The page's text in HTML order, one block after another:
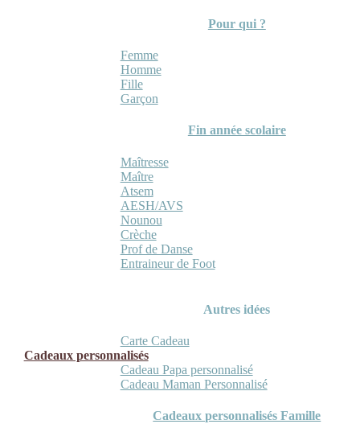
Pour qui ?
Femme
Homme
Fille
Garçon
Fin année scolaire
Maîtresse
Maître
Atsem
AESH/AVS
Nounou
Crèche
Prof de Danse
Entraineur de Foot
Autres idées
Carte Cadeau
Cadeaux personnalisés
Cadeau Papa personnalisé
Cadeau Maman Personnalisé
Cadeaux personnalisés Famille